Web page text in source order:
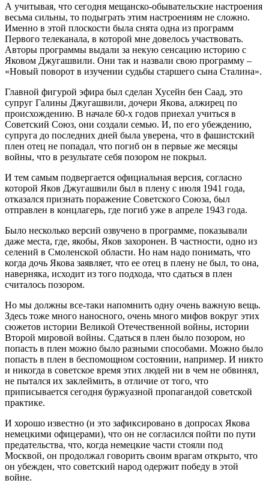
А учитывая, что сегодня мещанско-обывательские настроения
весьма сильны, то подыграть этим настроениям не сложно.
Именно в этой плоскости была снята одна из программ
Первого телеканала, в которой мне довелось участвовать.
Авторы программы выдали за некую сенсацию историю с
Яковом Джугашвили. Они так и назвали свою программу –
«Новый поворот в изучении судьбы старшего сына Сталина».
Главной фигурой эфира был сделан Хусейн бен Саад, это
супруг Галины Джугашвили, дочери Якова, алжирец по
происхождению. В начале 60-х годов приехал учиться в
Советский Союз, они создали семью. И, по его убеждению,
супруга до последних дней была уверена, что в фашистский
плен отец не попадал, что погиб он в первые же месяцы
войны, что в результате себя позором не покрыл.
И тем самым подвергается официальная версия, согласно
которой Яков Джугашвили был в плену с июля 1941 года,
отказался признать поражение Советского Союза, был
отправлен в концлагерь, где погиб уже в апреле 1943 года.
Было несколько версий озвучено в программе, показывали
даже места, где, якобы, Яков захоронен. В частности, одно из
селений в Смоленской области. Но нам надо понимать, что
когда дочь Якова заявляет, что ее отец в плену не был, то она,
наверняка, исходит из того подхода, что сдаться в плен
считалось позором.
Но мы должны все-таки напомнить одну очень важную вещь.
Здесь тоже много наносного, очень много мифов вокруг этих
сюжетов истории Великой Отечественной войны, истории
Второй мировой войны. Сдаться в плен было позором, но
попасть в плен можно было разными способами. Можно было
попасть в плен в беспомощном состоянии, например. И никто
и никогда в советское время этих людей ни в чем не обвинял,
не пытался их заклеймить, в отличие от того, что
приписывается сегодня буржуазной пропагандой советской
практике.
И хорошо известно (и это зафиксировано в допросах Якова
немецкими офицерами), что он не согласился пойти по пути
предательства, что, когда немецкие части стояли под
Москвой, он продолжал говорить своим врагам открыто, что
он убежден, что советский народ одержит победу в этой
войне.